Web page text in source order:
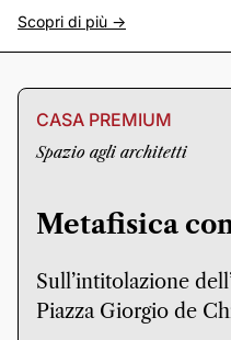
Scopri di più ->
CASA PREMIUM
Spazio agli architetti
Metafisica
Sull’intitolazione
Piazza Giorgio de